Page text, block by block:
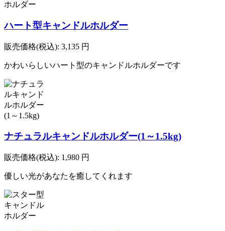
ハート型キャンドルホルダー
販売価格(税込): 3,135 円
かわいらしいハート型のキャンドルホルダーです
ナチュラルキャンドルホルダー(1～1.5kg)
販売価格(税込): 1,980 円
優しい光があなたを癒してくれます